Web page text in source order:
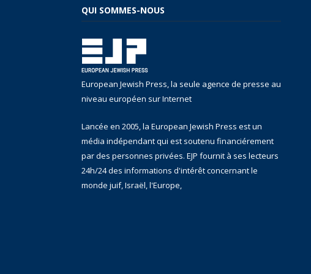
QUI SOMMES-NOUS
European Jewish Press, la seule agence de presse au
niveau européen sur Internet
Lancée en 2005, la European Jewish Press est un
média indépendant qui est soutenu financiérement
par des personnes privées. EJP fournit à ses lecteurs
24h/24 des informations d'intérêt concernant le
monde juif, Israël, l'Europe,